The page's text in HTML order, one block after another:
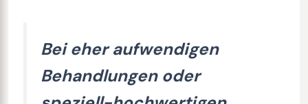
Bei eher aufwendigen
Behandlungen oder